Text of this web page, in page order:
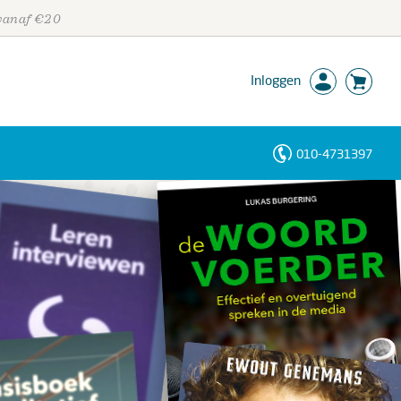
€20
Inloggen
010-4731397
Personen
Trefwoorden